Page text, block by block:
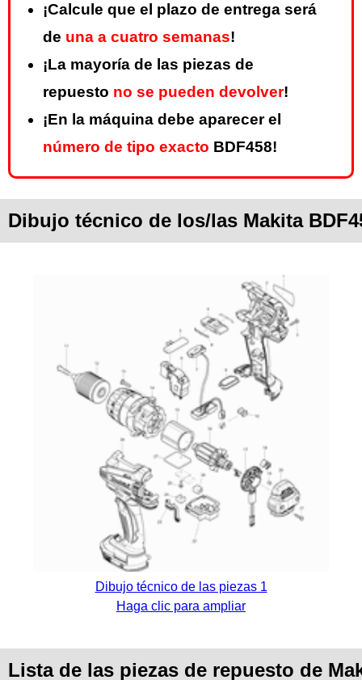
¡Calcule que el plazo de entrega será
de una a cuatro semanas!
¡La mayoría de las piezas de
repuesto no se pueden devolver!
¡En la máquina debe aparecer el
número de tipo exacto BDF458!
Dibujo técnico de los/las Makita
Dibujo técnico de las piezas 1
Haga clic para ampliar
Lista de las piezas de repuesto de